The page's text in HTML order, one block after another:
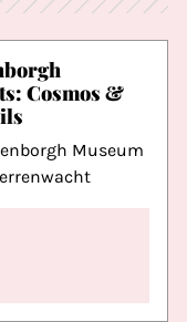
Cosmos &
Museum